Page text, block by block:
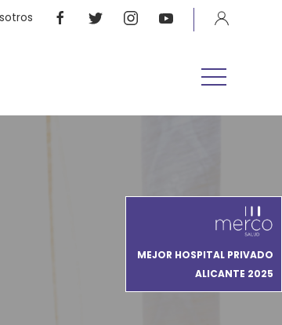
MEJOR HOSPITAL PRIVADO
ALICANTE 2025